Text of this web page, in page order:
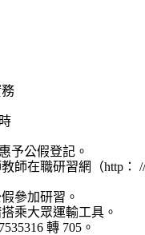
予公假登記。
在職研習網（http： //
參加研習。
乘大眾運輸工具。
轉 705。